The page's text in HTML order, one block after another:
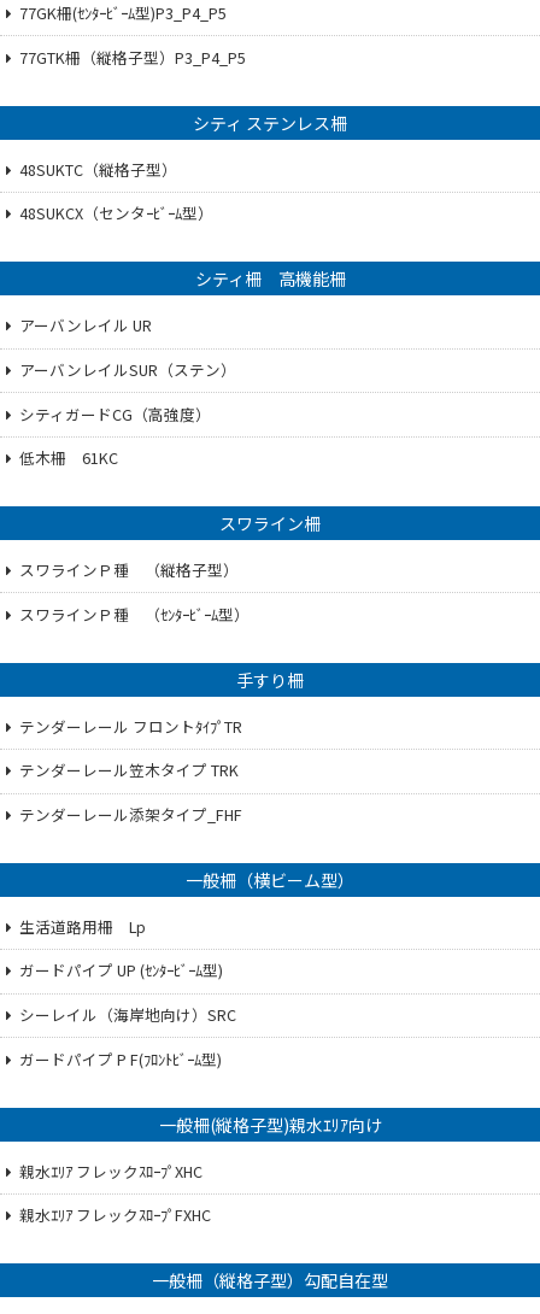
77GK柵(ｾﾝﾀｰﾋﾞｰﾑ型)P3_P4_P5
77GTK柵（縦格子型）P3_P4_P5
シティ ステンレス柵
48SUKTC（縦格子型）
48SUKCX（センタｰﾋﾞｰﾑ型）
シティ柵 高機能柵
アーバンレイル UR
アーバンレイルSUR（ステン）
シティガードCG（高強度）
低木柵 61KC
スワライン柵
スワラインＰ種 （縦格子型）
スワラインＰ種 （ｾﾝﾀｰﾋﾞｰﾑ型）
手すり柵
テンダーレール フロントﾀｲﾌﾟTR
テンダーレール笠木タイプ TRK
テンダーレール添架タイプ_FHF
一般柵（横ビーム型）
生活道路用柵 Lp
ガードパイプ UP (ｾﾝﾀｰﾋﾞｰﾑ型)
シーレイル（海岸地向け）SRC
ガードパイプ P F(ﾌﾛﾝﾄﾋﾞｰﾑ型)
一般柵(縦格子型)親水ｴﾘｱ向け
親水ｴﾘｱ フレックｽﾛｰﾌﾟXHC
親水ｴﾘｱ フレックｽﾛｰﾌﾟFXHC
一般柵（縦格子型）勾配自在型